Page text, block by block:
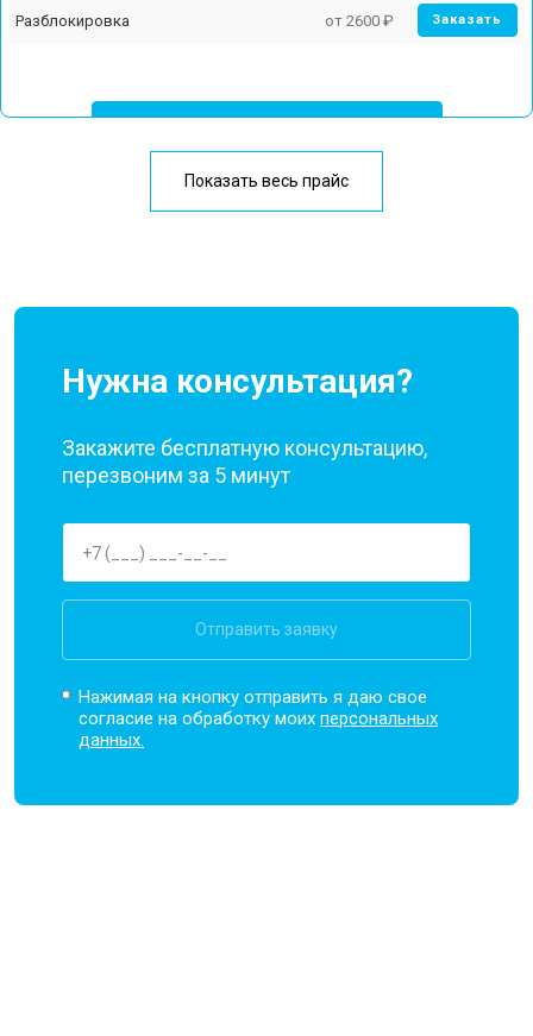
Разблокировка от 2600 ₽ Заказать
Показать весь прайс
Нужна консультация?
Закажите бесплатную консультацию,
перезвоним за 5 минут
Отправить заявку
Нажимая на кнопку отправить я даю свое
согласие на обработку моихперсональных
данных.